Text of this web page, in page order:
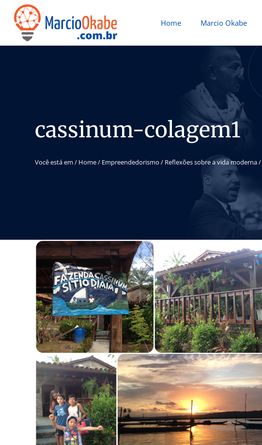
Home Marcio Okabe
cassinum-colagem1
Você está em / Home/ Empreendedorismo / Reflexões sobre a vida moderna/